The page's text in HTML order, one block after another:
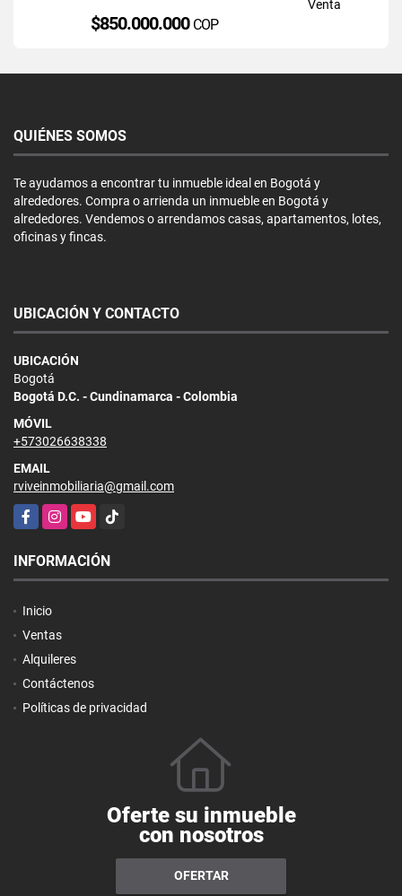
Venta
$850.000.000 COP
QUIÉNES SOMOS
Te ayudamos a encontrar tu inmueble ideal en Bogotá y
alrededores. Compra o arrienda un inmueble en Bogotá y
alrededores. Vendemos o arrendamos casas, apartamentos, lotes,
oficinas y fincas.
UBICACIÓN Y CONTACTO
UBICACIÓN
Bogotá
Bogotá D.C. - Cundinamarca - Colombia
MÓVIL
+573026638338
EMAIL
rviveinmobiliaria@gmail.com
FacebookInstagramYouTubeTikTok
INFORMACIÓN
Inicio
Ventas
Alquileres
Contáctenos
Políticas de privacidad
Oferte su inmueble
con nosotros
OFERTAR